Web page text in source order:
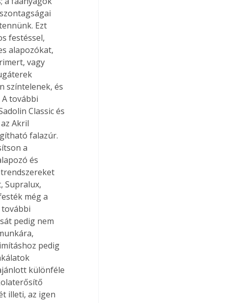
Ezt
festéssel,
alapozókat,
vagy
színtelenek, és
további
Classic és
Akril
falazúr.
a
és
Supralux,
még a
pedig nem
pedig
különféle
illeti, az igen